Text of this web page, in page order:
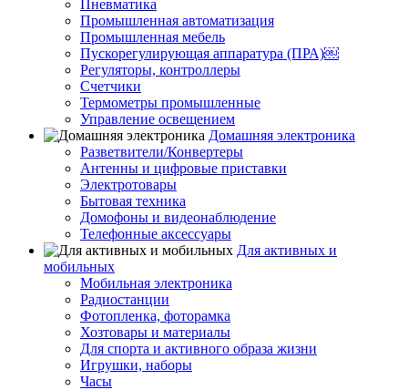
Пневматика
Промышленная автоматизация
Промышленная мебель
Пускорегулирующая аппаратура (ПРА)￼
Регуляторы, контроллеры
Счетчики
Термометры промышленные
Управление освещением
Домашняя электроника
Разветвители/Конвертеры
Антенны и цифровые приставки
Электротовары
Бытовая техника
Домофоны и видеонаблюдение
Телефонные аксессуары
Для активных и
мобильных
Мобильная электроника
Радиостанции
Фотопленка, фоторамка
Хозтовары и материалы
Для спорта и активного образа жизни
Игрушки, наборы
Часы